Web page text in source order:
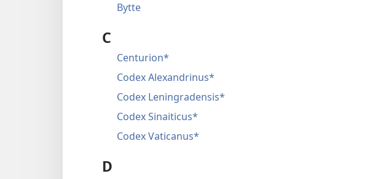
Bytte
C
Centurion*
Codex Alexandrinus*
Codex Leningradensis*
Codex Sinaiticus*
Codex Vaticanus*
D